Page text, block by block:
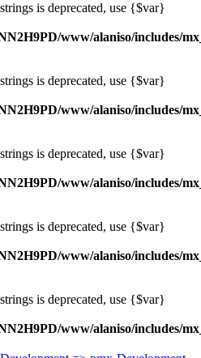
is deprecated, use {$var}
www/alaniso/includes/
is deprecated, use {$var}
www/alaniso/includes/
is deprecated, use {$var}
www/alaniso/includes/
is deprecated, use {$var}
www/alaniso/includes/
is deprecated, use {$var}
www/alaniso/includes/